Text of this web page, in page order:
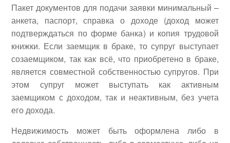
Пакет документов для подачи заявки минимальный –
анкета, паспорт, справка о доходе (доход может
подтверждаться по форме банка) и копия трудовой
книжки. Если заемщик в браке, то супруг выступает
созаемщиком, так как всё, что приобретено в браке,
является совместной собственностью супругов. При
этом супруг может выступать как активным
заемщиком с доходом, так и неактивным, без учета
его дохода.
Недвижимость может быть оформлена либо в